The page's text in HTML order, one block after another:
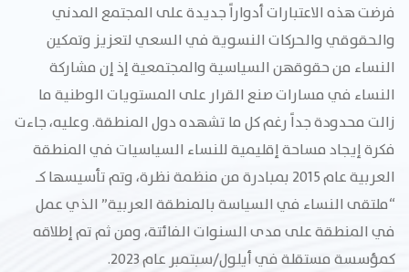
فرضت هذه الاعتبارات أدواراً جديدة على المجتمع المدني
والحقوقي والحركات النسوية في السعي لتعزيز وتمكين
النساء من حقوقهن السياسية والمجتمعية إذ إن مشاركة
النساء في مسارات صنع القرار على المستويات الوطنية ما
زالت محدودة جداً رغم كل ما تشهده دول المنطقة. وعليه، جاءت
فكرة إيجاد مساحة إقليمية للنساء السياسيات في المنطقة
العربية عام 2015 بمبادرة من منظمة نظرة، وتم تأسيسها كـ
“ملتقى النساء في السياسة بالمنطقة العربية” الذي عمل
في المنطقة على مدى السنوات الفائتة، ومن ثم تم إطلاقه
كمؤسسة مستقلة في أيلول/سبتمبر عام 2023.